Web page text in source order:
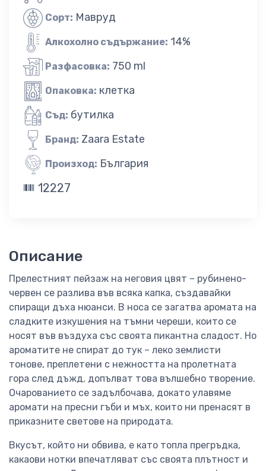
Сорт: Мавруд
Алкохолно съдържание: 14%
Разфасовка: 750 ml
Опаковка: клетка
Съд: бутилка
Бранд: Zaara Estate
Произход: България
12227
Описание
Прелестният пейзаж на неговия цвят – рубинено-
червен се разлива във всяка капка, създавайки
спиращи дъха нюанси. В носа се загатва аромата на
сладките изкушения на тъмни череши, които се
носят във въздуха със своята пикантна сладост. Но
ароматите не спират до тук – леко землисти
тонове, преплетени с нежността на пролетната
гора след дъжд, допълват това вълшебно творение.
Очарованието се задълбочава, докато улавяме
аромати на пресни гъби и мъх, които ни пренасят в
приказните светове на природата.
Вкусът, който ни обвива, е като топла прегръдка,
какаови нотки впечатляват със своята плътност и